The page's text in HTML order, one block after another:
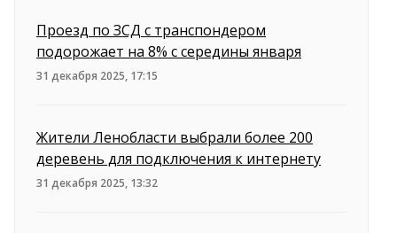
Проезд по ЗСД с транспондером
подорожает на 8% с середины января
31 декабря 2025, 17:15
Жители Ленобласти выбрали более 200
деревень для подключения к интернету
31 декабря 2025, 13:32